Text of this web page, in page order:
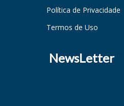
Política de Privacidade
Termos de Uso
NewsLetter